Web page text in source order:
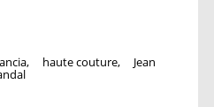
, haute couture, Jean